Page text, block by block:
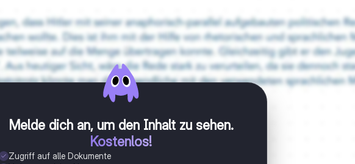
Melde dich an, um den Inhalt zu sehen.
Kostenlos!
Zugriff auf alle Dokumente